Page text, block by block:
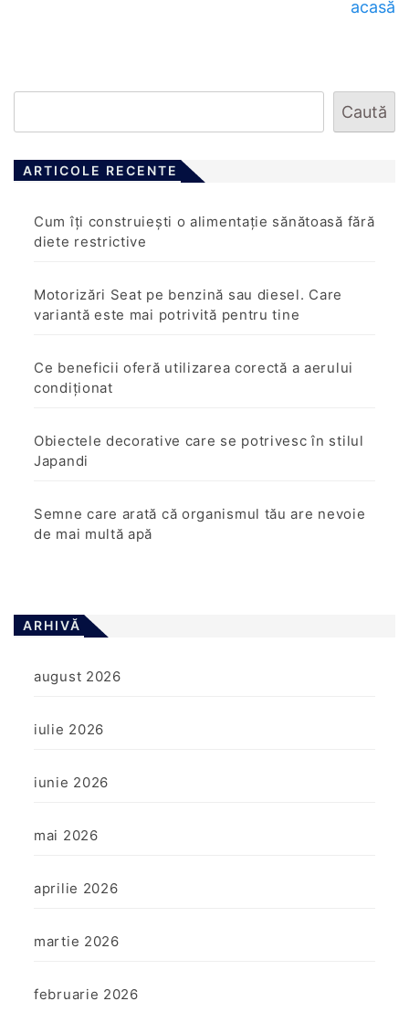
acasă
Caută
ARTICOLE RECENTE
Cum îți construiești o alimentație sănătoasă fără
diete restrictive
Motorizări Seat pe benzină sau diesel. Care
variantă este mai potrivită pentru tine
Ce beneficii oferă utilizarea corectă a aerului
condiționat
Obiectele decorative care se potrivesc în stilul
Japandi
Semne care arată că organismul tău are nevoie
de mai multă apă
ARHIVĂ
august 2026
iulie 2026
iunie 2026
mai 2026
aprilie 2026
martie 2026
februarie 2026